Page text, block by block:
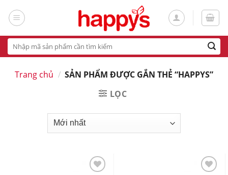
Tìm
kiếm:
Trang chủ / SẢN PHẨM ĐƯỢC GẮN THẺ “HAPPYS”
LỌC